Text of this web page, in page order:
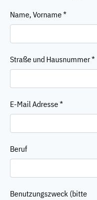
Name, Vorname*
Straße und Hausnummer*
E-Mail Adresse*
Beruf
Benutzungszweck (bitte